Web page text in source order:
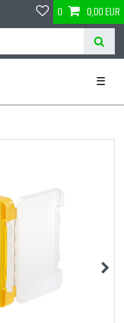
0 0,00 EUR
☰